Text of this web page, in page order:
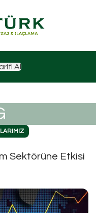
Al
Sektörüne Etkisi